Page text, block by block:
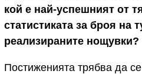
кой е най-успешният от
статистиката за броя на
реализираните нощувки?
Постиженията трябва да